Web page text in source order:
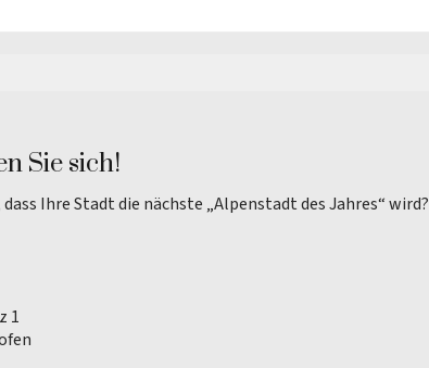
Sie sich!
Ihre Stadt die nächste „Alpenstadt des Jahres“ wird?
1